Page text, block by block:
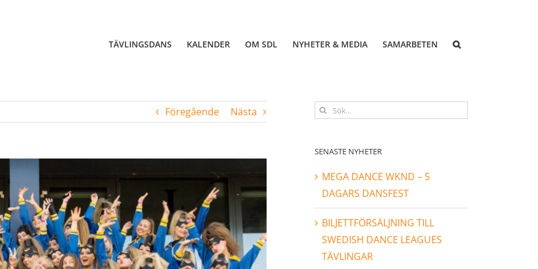
TÄVLINGSDANS KALENDER OM SDL NYHETER & MEDIA SAMARBETEN
Föregående Nästa
Sök
SENASTE NYHETER
MEGA DANCE WKND – 5
DAGARS DANSFEST
BILJETTFÖRSÄLJNING TILL
SWEDISH DANCE LEAGUES
TÄVLINGAR